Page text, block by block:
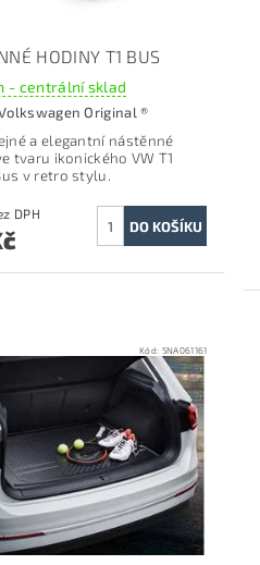
HODINY T1 BUS
- centrální sklad
Original ®
a elegantní nástěnné
tvaru ikonického VW T1
v retro stylu.
Kč bez DPH
Kód: 5NA061161